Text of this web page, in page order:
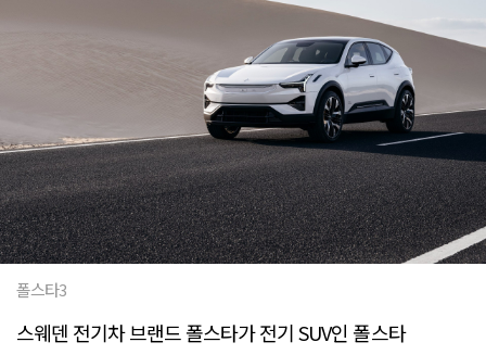
폴스타3
스웨덴 전기차 브랜드 폴스타가 전기 SUV인 폴스타